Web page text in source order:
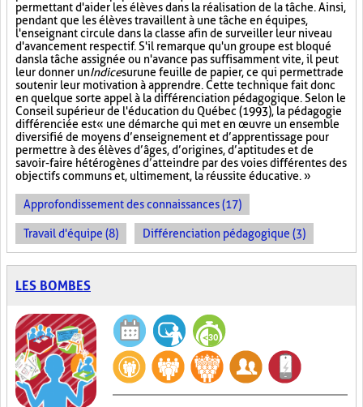
permettant d'aider les élèves dans la réalisation de la tâche. Ainsi,
pendant que les élèves travaillent à une tâche en équipes,
l'enseignant circule dans la classe afin de surveiller leur niveau
d'avancement respectif. S'il remarque qu'un groupe est bloqué
dans la tâche assignée ou n'avance pas suffisamment vite, il peut
leur donner unIndicesurune feuille de papier, ce qui permettra de
soutenir leur motivation à apprendre. Cette technique fait donc
en quelque sorte appel à la différenciation pédagogique. Selon le
Conseil supérieur de l'éducation du Québec (1993), la pédagogie
différenciée est « une démarche qui met en œuvre un ensemble
diversifié de moyens d’enseignement et d’apprentissage pour
permettre à des élèves d’âges, d’origines, d’aptitudes et de
savoir-faire hétérogènes d’atteindre par des voies différentes des
objectifs communs et, ultimement, la réussite éducative. »
Approfondissement des connaissances (17)
Travail d'équipe (8) Différenciation pédagogique (3)
LES BOMBES